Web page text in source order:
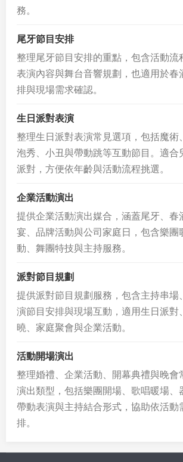
務。
尾牙節目安排
整理尾牙節目安排的重點，包含活動流
表演內容與舞台音響規劃，也適用於春
排與現場需求確認。
生日派對表演
整理生日派對表演常見選項，包括魔術
泡秀、小丑與帶動跳等互動節目。適合
派對，方便依年齡與活動流程挑選。
企業活動演出
提供企業活動演出媒合，涵蓋尾牙、春
宴、品牌活動與公司家庭日，包含樂團
動、舞團特技與主持服務。
派對節目規劃
提供派對節目規劃服務，包含主持串場
演節目安排與現場互動，適用生日派對
曉、家庭聚會與企業活動。
活動開場演出
整理婚禮、企業活動、開幕典禮與晚會
演出類型，包括樂團開場、歌唱暖場、
帶動表演與主持結合形式，協助依活動
排。